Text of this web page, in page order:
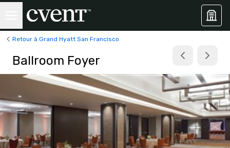
Retour à Grand Hyatt San Francisco
Ballroom Foyer